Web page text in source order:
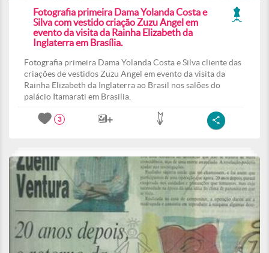
Fotografia primeira Dama Yolanda Costa e
Silva com vestido criação Zuzu Angel em
evento da visita da Rainha Elizabeth da
Inglaterra em Brasília.
Fotografia primeira Dama Yolanda Costa e Silva cliente das
criações de vestidos Zuzu Angel em evento da visita da
Rainha Elizabeth da Inglaterra ao Brasil nos salões do
palácio Itamarati em Brasilia.
3